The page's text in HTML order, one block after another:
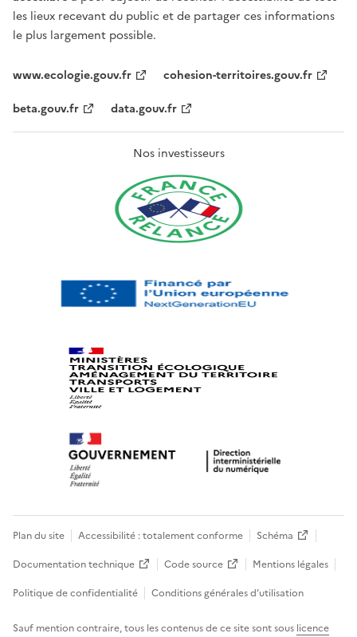
les lieux recevant du public et de partager ces informations
le plus largement possible.
www.ecologie.gouv.fr
cohesion-territoires.gouv.fr
beta.gouv.fr
data.gouv.fr
Nos investisseurs
Plan du site Accessibilité : totalement conforme
Schéma
Documentation technique
Code source
Mentions légales
Politique de confidentialité
Conditions générales d’utilisation
Sauf mention contraire, tous les contenus de ce site sont sous licence